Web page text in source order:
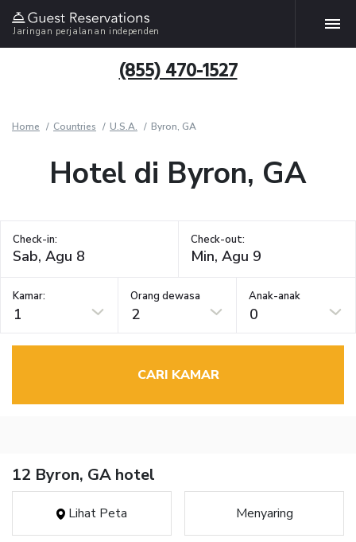
Jaringan perjalanan independen
(855) 470-1527
Home Countries U.S.A. Byron, GA
Hotel di Byron, GA
Check-in: Check-out:
Kamar:
1
Orang dewasa
2
Anak-anak
0
CARI KAMAR
12 Byron, GA hotel
Lihat Peta Menyaring